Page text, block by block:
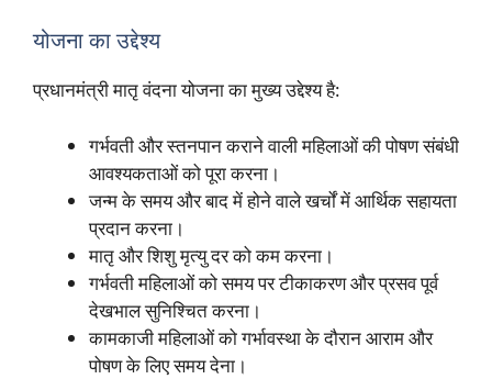
योजना का उद्देश्य
प्रधानमंत्री मातृ वंदना योजना का मुख्य उद्देश्य है:
गर्भवती और स्तनपान कराने वाली महिलाओं की पोषण संबंधी
आवश्यकताओं को पूरा करना।
जन्म के समय और बाद में होने वाले खर्चों में आर्थिक सहायता
प्रदान करना।
मातृ और शिशु मृत्यु दर को कम करना।
गर्भवती महिलाओं को समय पर टीकाकरण और प्रसव पूर्व
देखभाल सुनिश्चित करना।
कामकाजी महिलाओं को गर्भावस्था के दौरान आराम और
पोषण के लिए समय देना।